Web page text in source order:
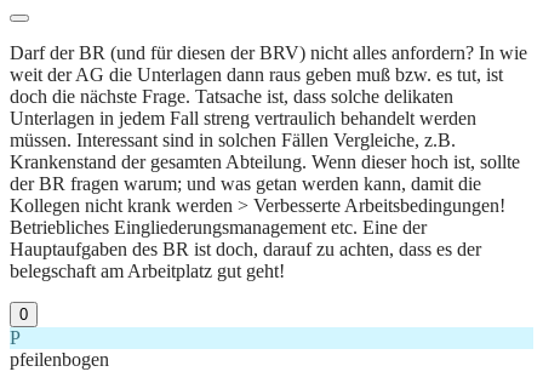
Darf der BR (und für diesen der BRV) nicht alles anfordern? In wie
weit der AG die Unterlagen dann raus geben muß bzw. es tut, ist
doch die nächste Frage. Tatsache ist, dass solche delikaten
Unterlagen in jedem Fall streng vertraulich behandelt werden
müssen. Interessant sind in solchen Fällen Vergleiche, z.B.
Krankenstand der gesamten Abteilung. Wenn dieser hoch ist, sollte
der BR fragen warum; und was getan werden kann, damit die
Kollegen nicht krank werden > Verbesserte Arbeitsbedingungen!
Betriebliches Eingliederungsmanagement etc. Eine der
Hauptaufgaben des BR ist doch, darauf zu achten, dass es der
belegschaft am Arbeitplatz gut geht!
0
P
pfeilenbogen